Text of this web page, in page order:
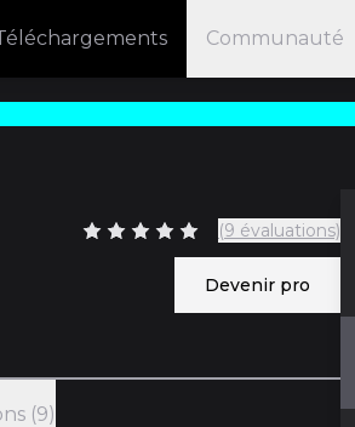
Communauté
(9 évaluations)
Devenir pro
(9)